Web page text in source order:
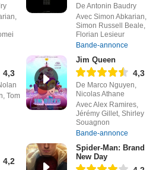
De Antonin Baudry
Avec Simon Abkarian,
Simon Russell Beale,
Florian Lesieur
Bande-annonce
4,3
Tom
Jim Queen
4,3
De Marco Nguyen,
Nicolas Athane
Avec Alex Ramires,
Jérémy Gillet, Shirley
Souagnon
Bande-annonce
4,2
Spider-Man: Brand
New Day